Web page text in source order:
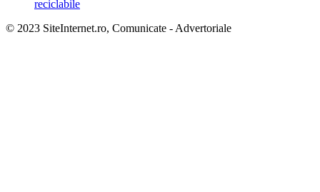
reciclabile
© 2023 SiteInternet.ro, Comunicate - Advertoriale